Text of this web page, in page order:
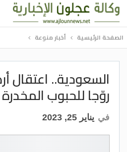
الصفحة الرئيسية أخبار منوعة
السعودية.. اعتقال
روّجا للحبوب
في يناير 25, 2023